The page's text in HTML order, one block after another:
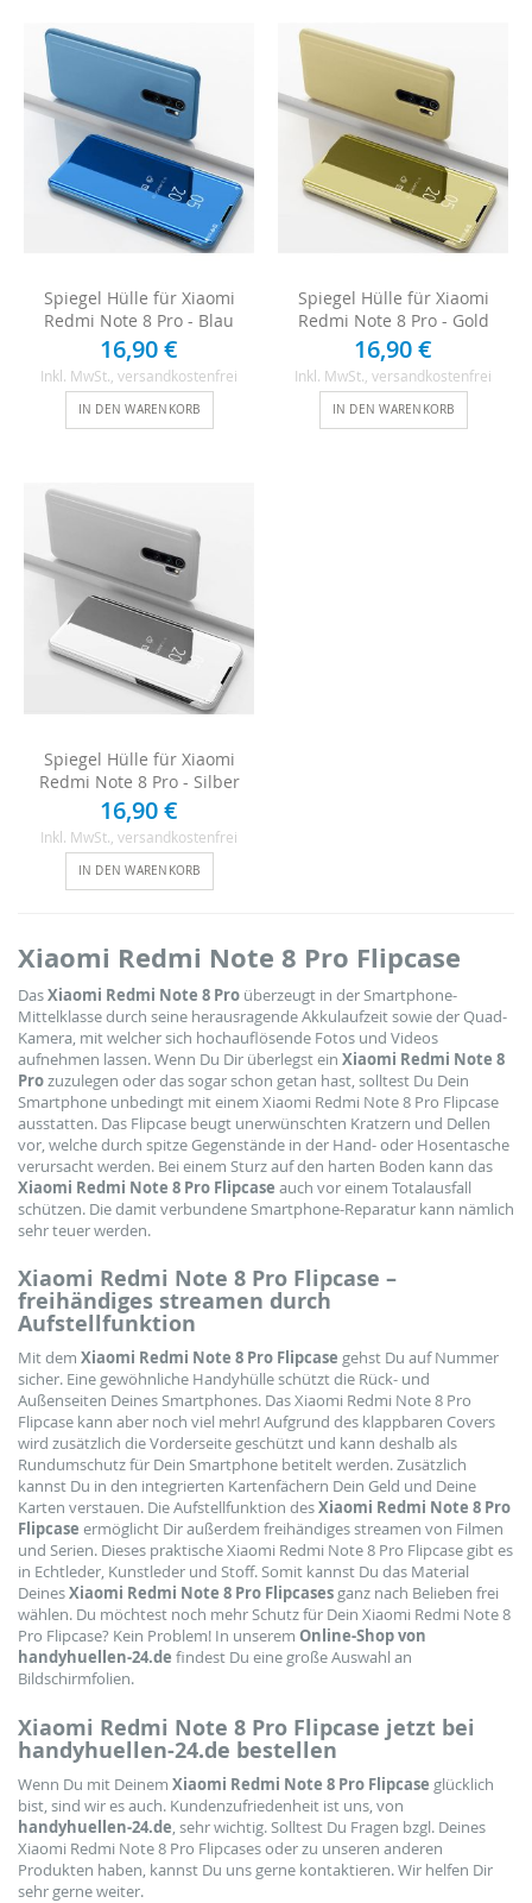
Spiegel Hülle für Xiaomi
Redmi Note 8 Pro - Blau
16,90 €
Inkl. MwSt., versandkostenfrei
IN DEN WARENKORB
Spiegel Hülle für Xiaomi
Redmi Note 8 Pro - Gold
16,90 €
Inkl. MwSt., versandkostenfrei
IN DEN WARENKORB
Spiegel Hülle für Xiaomi
Redmi Note 8 Pro - Silber
16,90 €
Inkl. MwSt. , versandkostenfrei
IN DEN WARENKORB
Xiaomi Redmi Note 8 Pro Flipcase
DasXiaomi Redmi Note 8 Pro überzeugt in der Smartphone-
Mittelklasse durch seine herausragende Akkulaufzeit sowie der Quad-
Kamera, mit welcher sich hochauflösende Fotos und Videos
aufnehmen lassen. Wenn Du Dir überlegst ein Xiaomi Redmi Note 8
Prozuzulegen oder das sogar schon getan hast, solltest Du Dein
Smartphone unbedingt mit einem Xiaomi Redmi Note 8 Pro Flipcase
ausstatten. Das Flipcase beugt unerwünschten Kratzern und Dellen
vor, welche durch spitze Gegenstände in der Hand- oder Hosentasche
verursacht werden. Bei einem Sturz auf den harten Boden kann das
Xiaomi Redmi Note 8 Pro Flipcase auch vor einem Totalausfall
schützen. Die damit verbundene Smartphone-Reparatur kann nämlich
sehr teuer werden.
Xiaomi Redmi Note 8 Pro Flipcase –
freihändiges streamen durch
Aufstellfunktion
Mit dem Xiaomi Redmi Note 8 Pro Flipcase gehst Du auf Nummer
sicher. Eine gewöhnliche Handyhülle schützt die Rück- und
Außenseiten Deines Smartphones. Das Xiaomi Redmi Note 8 Pro
Flipcase kann aber noch viel mehr! Aufgrund des klappbaren Covers
wird zusätzlich die Vorderseite geschützt und kann deshalb als
Rundumschutz für Dein Smartphone betitelt werden. Zusätzlich
kannst Du in den integrierten Kartenfächern Dein Geld und Deine
Karten verstauen. Die Aufstellfunktion desXiaomi Redmi Note 8 Pro
Flipcase ermöglicht Dir außerdem freihändiges streamen von Filmen
und Serien. Dieses praktische Xiaomi Redmi Note 8 Pro Flipcase gibt es
in Echtleder, Kunstleder und Stoff. Somit kannst Du das Material
DeinesXiaomi Redmi Note 8 Pro Flipcases ganz nach Belieben frei
wählen. Du möchtest noch mehr Schutz für Dein Xiaomi Redmi Note 8
Pro Flipcase? Kein Problem! In unserem Online-Shop von
handyhuellen-24.de findest Du eine große Auswahl an
Bildschirmfolien.
Xiaomi Redmi Note 8 Pro Flipcase jetzt bei
handyhuellen-24.de bestellen
Wenn Du mit Deinem Xiaomi Redmi Note 8 Pro Flipcase glücklich
bist, sind wir es auch. Kundenzufriedenheit ist uns, von
handyhuellen-24.de, sehr wichtig. Solltest Du Fragen bzgl. Deines
Xiaomi Redmi Note 8 Pro Flipcases oder zu unseren anderen
Produkten haben, kannst Du uns gerne kontaktieren. Wir helfen Dir
sehr gerne weiter.